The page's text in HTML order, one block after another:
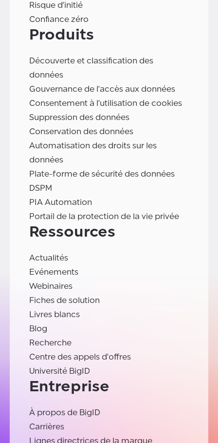
Risque d'initié
Confiance zéro
Produits
Découverte et classification des
données
Gouvernance de l'accès aux données
Consentement à l'utilisation de cookies
Suppression des données
Conservation des données
Automatisation des droits sur les
données
Plate-forme de sécurité des données
DSPM
PIA Automation
Portail de la protection de la vie privée
Ressources
Actualités
Evénements
Webinaires
Fiches de solution
Livres blancs
Blog
Recherche
Centre des appels d'offres
Université BigID
Entreprise
À propos de BigID
Carrières
Lignes directrices de la marque